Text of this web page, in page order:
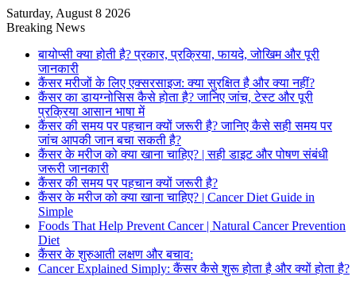
Saturday, August 8 2026
Breaking News
बायोप्सी क्या होती है? प्रकार, प्रक्रिया, फायदे, जोखिम और पूरी
जानकारी
कैंसर मरीजों के लिए एक्सरसाइज: क्या सुरक्षित है और क्या नहीं?
कैंसर का डायग्नोसिस कैसे होता है? जानिए जांच, टेस्ट और पूरी
प्रक्रिया आसान भाषा में
कैंसर की समय पर पहचान क्यों जरूरी है? जानिए कैसे सही समय पर
जांच आपकी जान बचा सकती है?
कैंसर के मरीज को क्या खाना चाहिए? | सही डाइट और पोषण संबंधी
जरूरी जानकारी
कैंसर की समय पर पहचान क्यों जरूरी है?
कैंसर के मरीज को क्या खाना चाहिए? | Cancer Diet Guide in
Simple
Foods That Help Prevent Cancer | Natural Cancer Prevention
Diet
कैंसर के शुरुआती लक्षण और बचाव:
Cancer Explained Simply: कैंसर कैसे शुरू होता है और क्यों होता है?